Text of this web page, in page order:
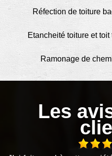
Réfection de toiture
Etancheité toiture et
Ramonage de
Les